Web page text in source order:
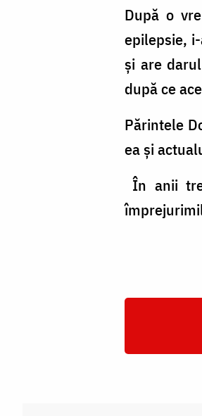
După o
epilepsie,
și are
după ce
Părintele
ea și
În anii